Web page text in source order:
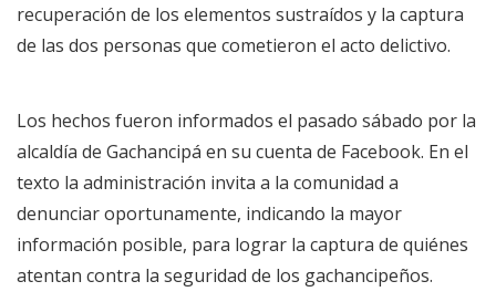
recuperación de los elementos sustraídos y la captura
de las dos personas que cometieron el acto delictivo.
Los hechos fueron informados el pasado sábado por la
alcaldía de Gachancipá en su cuenta de Facebook. En el
texto la administración invita a la comunidad a
denunciar oportunamente, indicando la mayor
información posible, para lograr la captura de quiénes
atentan contra la seguridad de los gachancipeños.